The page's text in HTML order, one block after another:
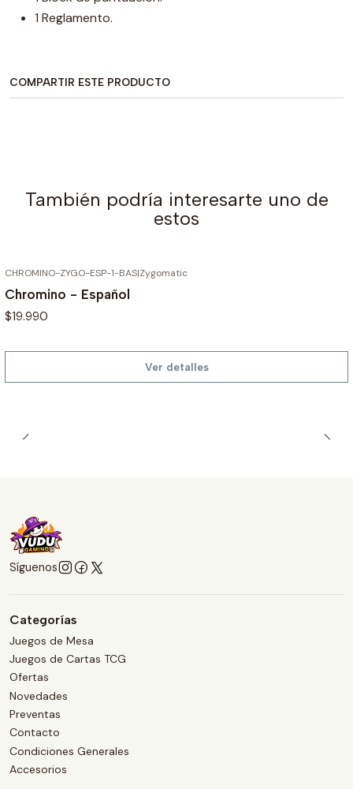
1 Reglamento.
COMPARTIR ESTE PRODUCTO
También podría interesarte uno de
estos
CHROMINO-ZYGO-ESP-1-BAS|Zygomatic
Chromino - Español
$19.990
Ver detalles
Síguenos
Categorías
Juegos de Mesa
Juegos de Cartas TCG
Ofertas
Novedades
Preventas
Contacto
Condiciones Generales
Accesorios